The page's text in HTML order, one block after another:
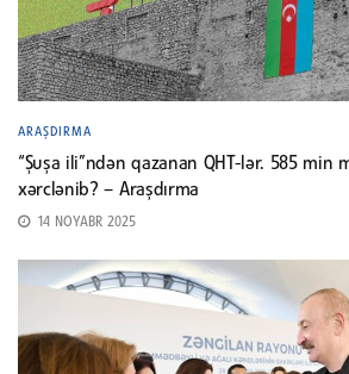
ARAŞDIRMA
“Şuşa ili”ndən qazanan QHT-lər. 585 min
xərclənib? – Araşdırma
14 NOYABR 2025